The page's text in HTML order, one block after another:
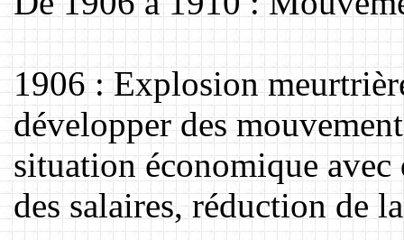
1906 : Explosion
développer des
situation économique avec
des salaires, réduction de